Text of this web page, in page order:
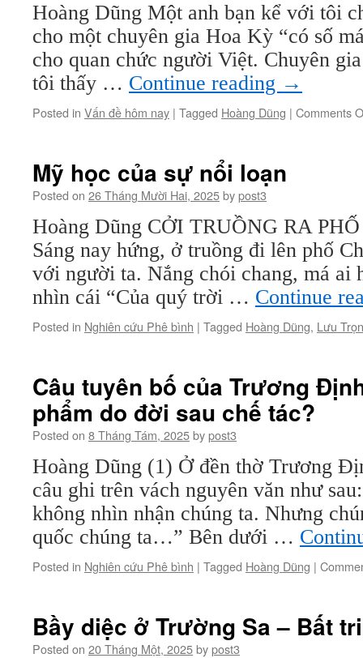
Hoàng Dũng Một anh bạn kể với tôi
cho một chuyên gia Hoa Kỳ “có số
cho quan chức người Việt. Chuyên
tôi thấy … Continue reading →
Posted in Vấn đề hôm nay | Tagged Hoàng Dũng | Comments
Mỹ học của sự nổi loạn
Posted on 26 Tháng Mười Hai, 2025bypost3
Hoàng Dũng CỞI TRUỒNG RA
Sáng nay hứng, ở truồng đi lên phố
với người ta. Nắng chói chang, má ai
nhìn cái “Của quý trời … Continue
Posted in Nghiên cứu Phê bình | Tagged Hoàng Dũng, Lưu
Câu tuyên bố của Trương
phẩm do đời sau chế tác?
Posted on 8 Tháng Tám, 2025bypost3
Hoàng Dũng (1) Ở đền thờ Trương
câu ghi trên vách nguyên văn như
không nhìn nhận chúng ta. Nhưng
quốc chúng ta…” Bên dưới …
Posted in Nghiên cứu Phê bình | Tagged Hoàng Dũng |
Bầy diệc ở Trường Sa – Bất
Posted on 20 Tháng Một, 2025bypost3